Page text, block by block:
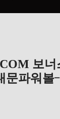
보너
문파워